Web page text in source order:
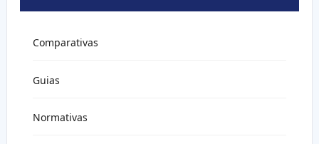
Comparativas
Guias
Normativas